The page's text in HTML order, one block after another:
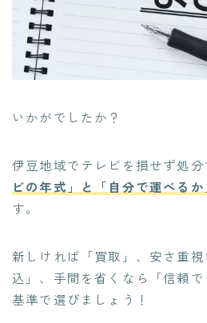
いかがでしたか？
伊豆地域でテレビを損せず処分
ビの年式」と「自分で運べる
す。
新しければ「買取」、安さ重
込」、手間を省くなら「信頼
基準で選びましょう！